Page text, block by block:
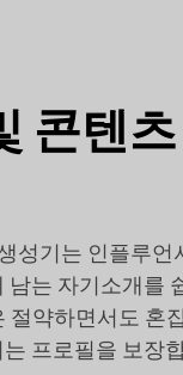
콘텐츠
성기는 인플루언
남는 자기소개를
절약하면서도 혼
프로필을 보장